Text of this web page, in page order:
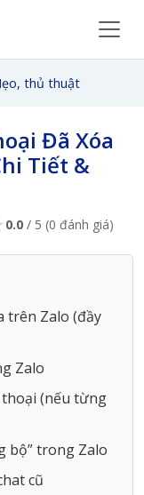
thủ thuật
Đã Xóa
Tiết &
0.0 / 5 (0 đánh giá)
trên Zalo (đầy
Zalo
thoại (nếu từng
bộ” trong Zalo
cũ